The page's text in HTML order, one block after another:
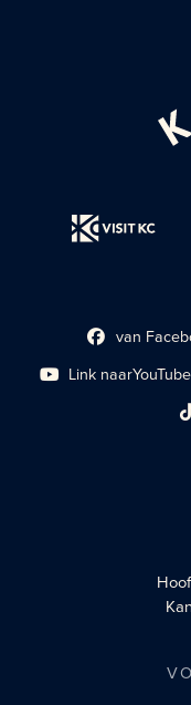
Link naar
van
Link naar
sociaal profiel